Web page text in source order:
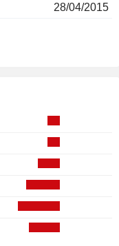
28/04/2015